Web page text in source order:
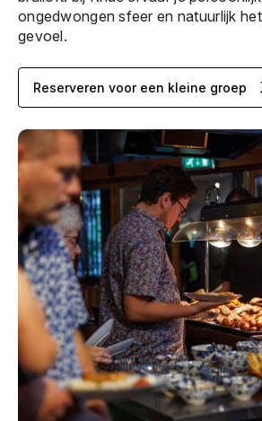
ongedwongen sfeer en natuurlijk
gevoel.
Reserveren voor een kleine groep